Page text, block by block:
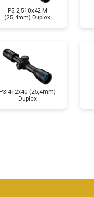
P5 2,510x42 M
(25,4mm) Duplex
P3 412x40 (25,4mm)
Duplex